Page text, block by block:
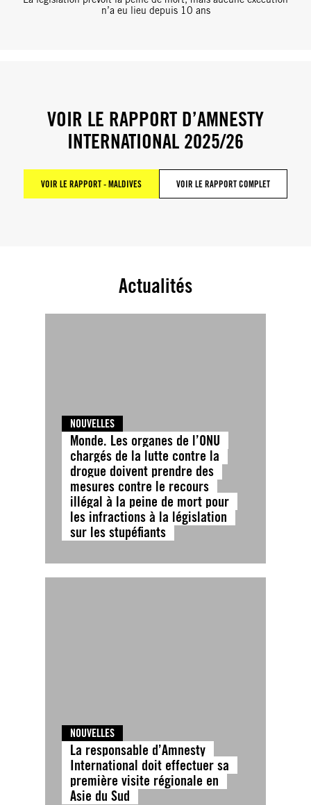
n’a eu lieu depuis 10 ans
VOIR LE RAPPORT D’AMNESTY
INTERNATIONAL 2025/26
VOIR LE RAPPORT - MALDIVES VOIR LE RAPPORT COMPLET
Actualités
NOUVELLES
Monde. Les organes de l’ONU
chargés de la lutte contre la
drogue doivent prendre des
mesures contre le recours
illégal à la peine de mort pour
les infractions à la législation
sur les stupéfiants
NOUVELLES
La responsable d’Amnesty
International doit effectuer sa
première visite régionale en
Asie du Sud